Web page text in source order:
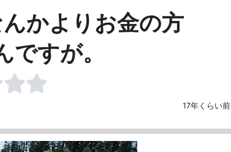
かよりお金の方
ですが。
17年くらい前